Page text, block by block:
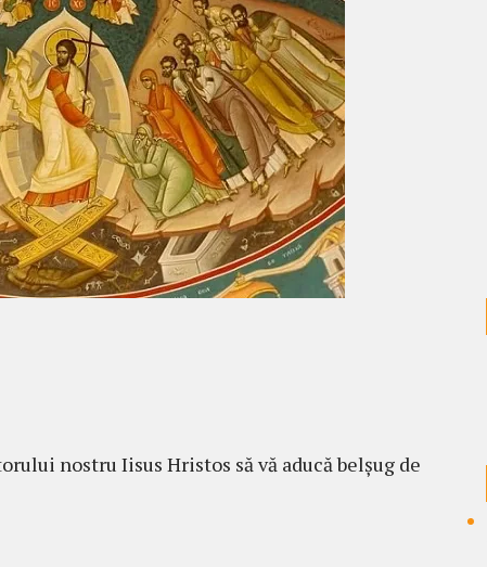
nostru Iisus Hristos să vă aducă belșug de